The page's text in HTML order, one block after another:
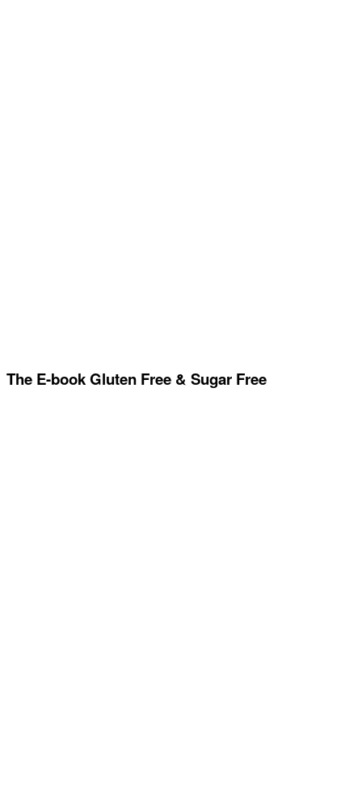
The E-book Gluten Free & Sugar Free